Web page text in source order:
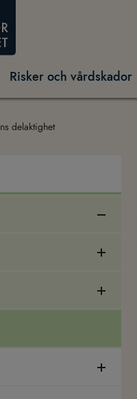
Risker och vårdskador
delaktighet